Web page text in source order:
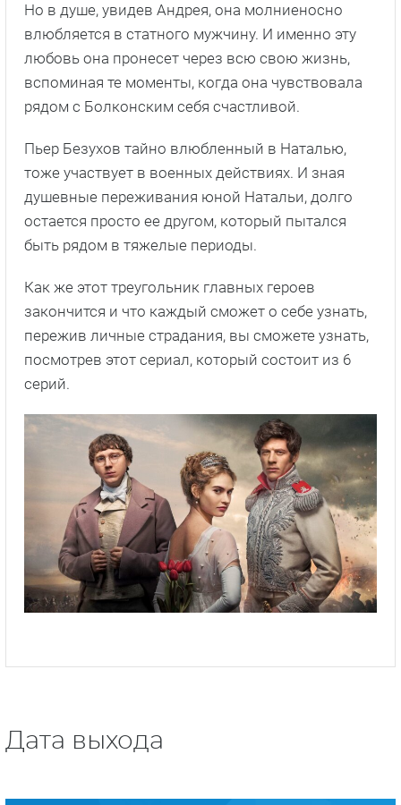
Но в душе, увидев Андрея, она молниеносно
влюбляется в статного мужчину. И именно эту
любовь она пронесет через всю свою жизнь,
вспоминая те моменты, когда она чувствовала
рядом с Болконским себя счастливой.
Пьер Безухов тайно влюбленный в Наталью,
тоже участвует в военных действиях. И зная
душевные переживания юной Натальи, долго
остается просто ее другом, который пытался
быть рядом в тяжелые периоды.
Как же этот треугольник главных героев
закончится и что каждый сможет о себе узнать,
пережив личные страдания, вы сможете узнать,
посмотрев этот сериал, который состоит из 6
серий.
Дата выхода